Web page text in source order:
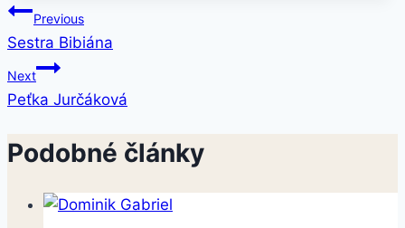
Navigácia
v
článku
Previous
Sestra Bibiána
Next
Peťka Jurčáková
Podobné články